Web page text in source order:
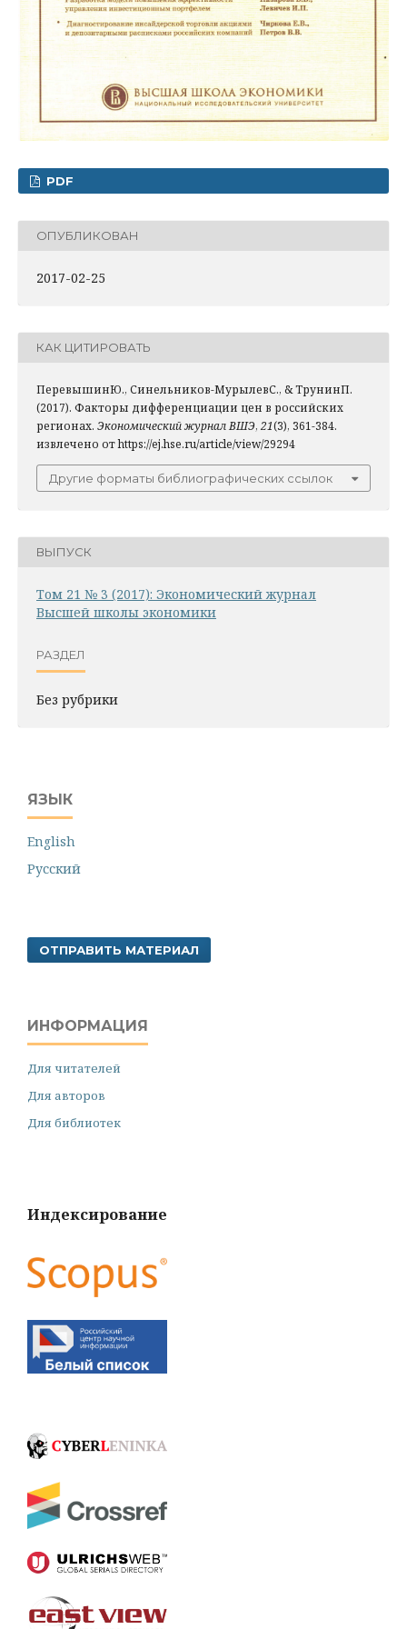
PDF
ОПУБЛИКОВАН
2017-02-25
КАК ЦИТИРОВАТЬ
ПеревышинЮ., Синельников-МурылевС., & ТрунинП.
(2017). Факторы дифференциации цен в российских
регионах. Экономический журнал ВШЭ, 21(3), 361-384.
извлечено от https://ej.hse.ru/article/view/29294
Другие форматы библиографических ссылок
ВЫПУСК
Том 21 № 3 (2017): Экономический журнал
Высшей школы экономики
РАЗДЕЛ
Без рубрики
ЯЗЫК
English
Русский
ОТПРАВИТЬ МАТЕРИАЛ
ИНФОРМАЦИЯ
Для читателей
Для авторов
Для библиотек
Индексирование